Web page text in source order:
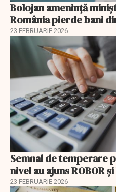
Bolojan amenință
România pierde bani
23 FEBRUARIE 2026
Semnal de temperare
nivel au ajuns ROBOR
23 FEBRUARIE 2026